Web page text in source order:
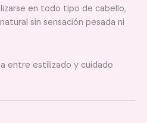
en todo tipo de cabello,
sin sensación pesada ni
entre estilizado y cuidado